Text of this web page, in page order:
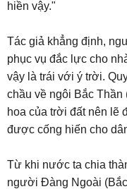
hiền vậy."
Tác giả khẳng định,
phục vụ đắc lực cho
vậy là trái với ý trời.
chầu về ngôi Bắc
hoa của trời đất nên lẽ
được cống hiến cho
Từ khi nước ta chia
người Đàng Ngoài